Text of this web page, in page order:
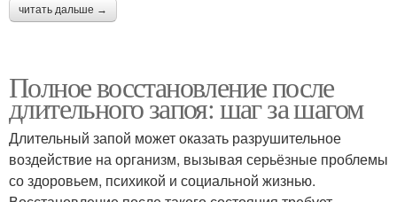
читать дальше →
Полное восстановление после
длительного запоя: шаг за шагом
Длительный запой может оказать разрушительное
воздействие на организм, вызывая серьёзные проблемы
со здоровьем, психикой и социальной жизнью.